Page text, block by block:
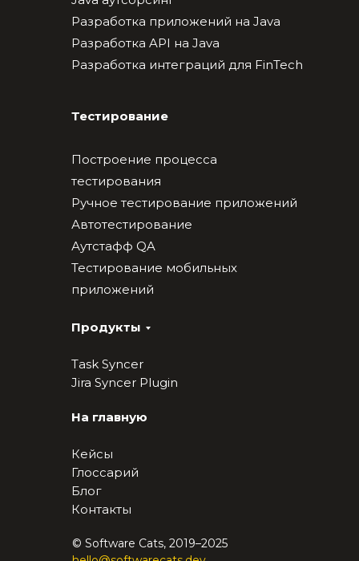
© Software Cats, 2019–2025
Разработка приложений на Java
Разработка API на Java
Разработка интеграций для FinTech
Тестирование
Построение процесса
тестирования
Ручное тестирование приложений
Автотестирование
Аутстафф QA
Тестирование мобильных
приложений
Продукты
Task Syncer
Jira Syncer Plugin
На главную
Кейсы
Глоссарий
Блог
Контакты